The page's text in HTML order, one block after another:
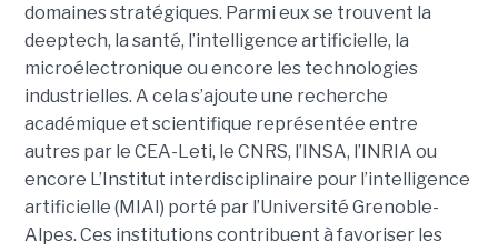
domaines stratégiques. Parmi eux se trouvent la
deeptech, la santé, l’intelligence artificielle, la
microélectronique ou encore les technologies
industrielles. A cela s’ajoute une recherche
académique et scientifique représentée entre
autres par le CEA-Leti, le CNRS, l’INSA, l’INRIA ou
encore L’Institut interdisciplinaire pour l’intelligence
artificielle (MIAI) porté par l’Université Grenoble-
Alpes. Ces institutions contribuent à favoriser les